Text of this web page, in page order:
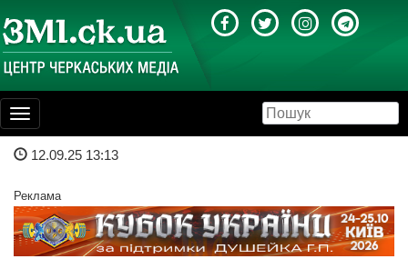
Toggle
navigation
12.09.25 13:13
Реклама